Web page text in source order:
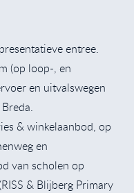
entree.
(op loop-, en
en uitvalswegen
& winkelaanbod, op
en
van scholen op
& Blijberg Primary